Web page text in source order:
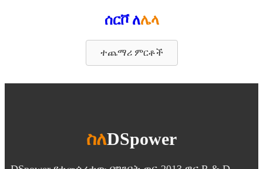
ሰርቮ ለሌላ
ተጨማሪ ምርቶች
ስለDSpower